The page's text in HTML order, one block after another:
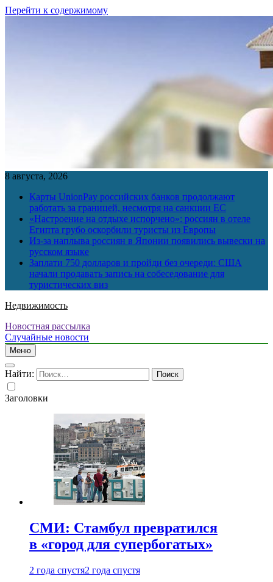
Перейти к содержимому
8 августа, 2026
Карты UnionPay российских банков продолжают
работать за границей, несмотря на санкции ЕС
«Настроение на отдыхе испорчено»: россиян в отеле
Египта грубо оскорбили туристы из Европы
Из-за наплыва россиян в Японии появились вывески на
русском языке
Заплати 750 долларов и пройди без очереди: США
начали продавать запись на собеседование для
туристических виз
Недвижимость
Новостная рассылка
Случайные новости
Меню
Найти:
Заголовки
СМИ: Стамбул превратился
в «город для супербогатых»
2 года спустя2 года спустя